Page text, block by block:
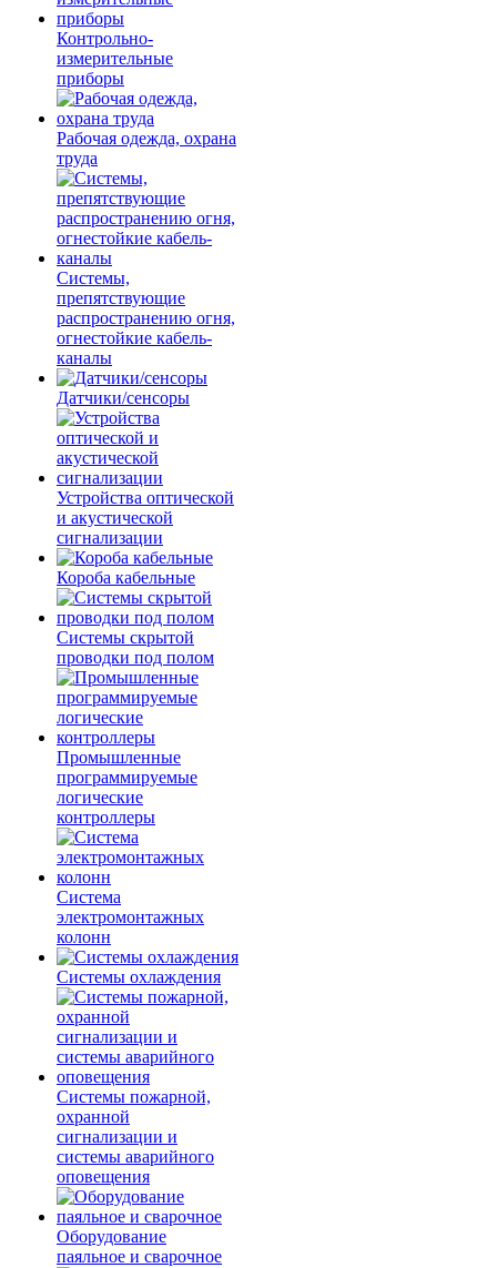
Контрольно-
измерительные
приборы
Рабочая одежда, охрана
труда
Системы,
препятствующие
распространению огня,
огнестойкие кабель-
каналы
Датчики/сенсоры
Устройства оптической
и акустической
сигнализации
Короба кабельные
Системы скрытой
проводки под полом
Промышленные
программируемые
логические
контроллеры
Система
электромонтажных
колонн
Системы охлаждения
Системы пожарной,
охранной
сигнализации и
системы аварийного
оповещения
Оборудование
паяльное и сварочное